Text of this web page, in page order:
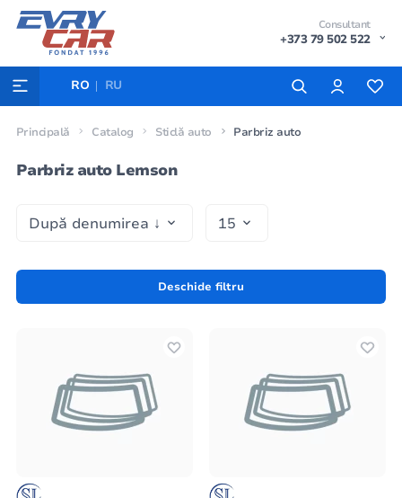
Consultant
+373 79 502 522
RO RU
Principală Catalog Sticlă auto Parbriz auto
Parbriz auto Lemson
Deschide filtru